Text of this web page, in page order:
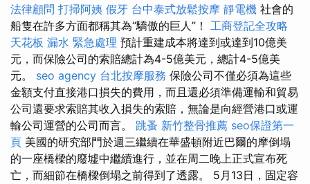
法律顧問 打掃阿姨 假牙 台中泰式放鬆按摩 靜電機 社會的
船隻在許多方面都稱其為“驕傲的巨人”！ 工商登記全攻略
天花板 漏水 緊急處理 預計重建成本將達到或達到10億美
元，而保險公司的索賠總計為4-5億美元，總計4-5億美
元。 seo agency 台北按摩服務 保險公司不僅必須為這些
金額支付直接港口損失的費用，而且還必須準備運輸和貿易
公司還要求索賠其收入損失的索賠，無論是向經營港口或運
輸公司運營的公司而言。 跳蚤 新竹整骨推薦 seo保證第一
頁 美國的研究部門於週三繼續在華盛頓附近巴爾的摩倒塌
的一座橋樑的廢墟中繼續進行，並在周二晚上正式宣布死
亡，而細節在橋樑倒塌之前得到了透露。 5月13日，固定容